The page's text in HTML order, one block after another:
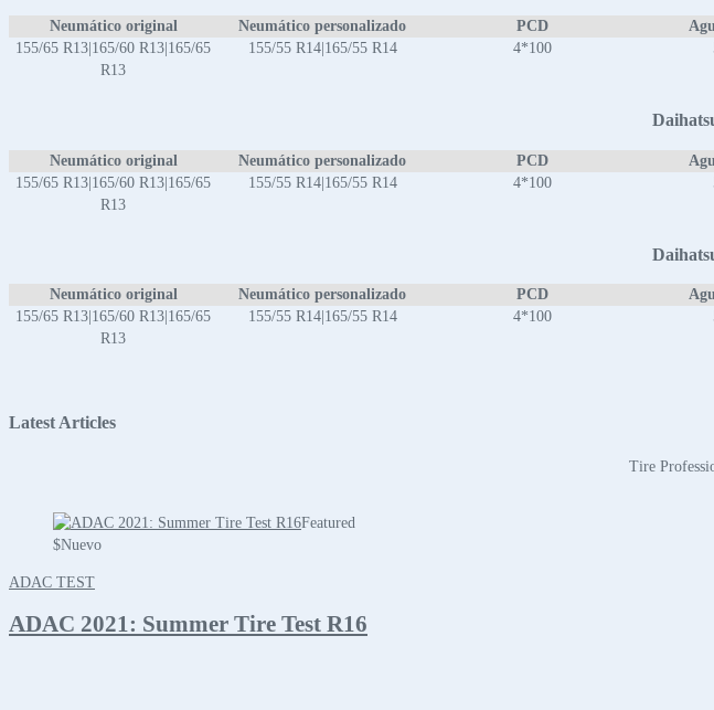
Neumático original Neumático personalizado PCD
155/65 R13|165/60 R13|165/65
R13
155/55 R14|165/55 R14 4*100
Neumático original Neumático personalizado PCD
155/65 R13|165/60 R13|165/65
R13
155/55 R14|165/55 R14 4*100
Neumático original Neumático personalizado PCD
155/65 R13|165/60 R13|165/65
R13
155/55 R14|165/55 R14 4*100
Latest Articles
Tire
Featured
$Nuevo
ADAC TEST
ADAC 2021: Summer Tire Test R16